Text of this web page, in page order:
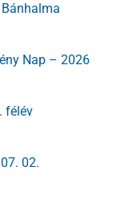
Bánhalma
Nap – 2026
félév
02.